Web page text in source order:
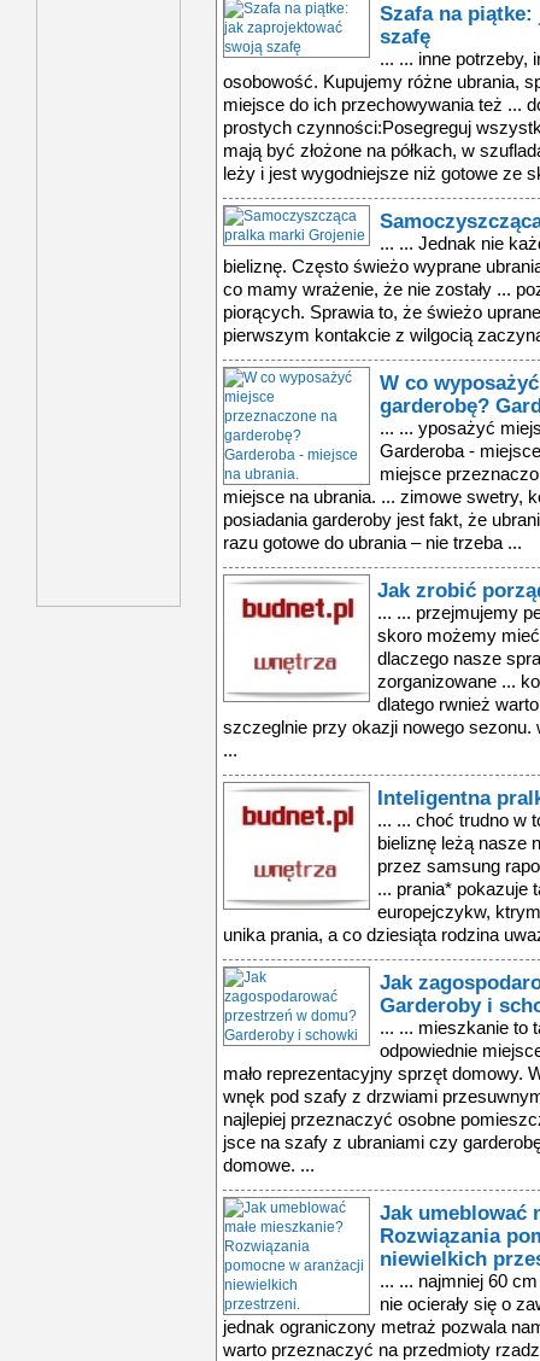
Szafa na
szafę
... ... inne potrzeby,
osobowość. Kupujemy różne ubrania,
miejsce do ich przechowywania też ...
prostych czynności:Posegreguj
mają być złożone na półkach, w
leży i jest wygodniejsze niż gotowe ze
... ... Jednak nie
bieliznę. Często świeżo wyprane
co mamy wrażenie, że nie zostały ...
piorących. Sprawia to, że świeżo
pierwszym kontakcie z wilgocią
W co
garderobę?
... ... yposażyć
Garderoba -
miejsce
miejsce na ubrania. ... zimowe swetry,
posiadania garderoby jest fakt, że
razu gotowe do ubrania – nie trzeba ...
Jak zrobić
... ... przejmujemy
skoro możemy mieć
dlaczego nasze
zorganizowane ...
dlatego rwnież
szczeglnie przy okazji nowego
...
Inteligentna
... ... choć trudno w
bieliznę leżą nasze
przez samsung
... prania* pokazuje
europejczykw,
unika prania, a co dziesiąta rodzina
Jak
Garderoby i
... ... mieszkanie to
odpowiednie
mało reprezentacyjny sprzęt domowy.
wnęk pod szafy z drzwiami
najlepiej przeznaczyć osobne
jsce na szafy z ubraniami czy
domowe. ...
Jak umeblować
Rozwiązania
niewielkich
... ... najmniej 60
nie ocierały się o
jednak ograniczony metraż pozwala
warto przeznaczyć na przedmioty